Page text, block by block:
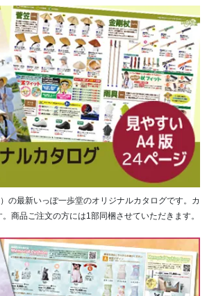
の最新いっぽ一歩堂のオリジナルカタログです。カ
商品ご注文の方には1部同梱させていただきます。